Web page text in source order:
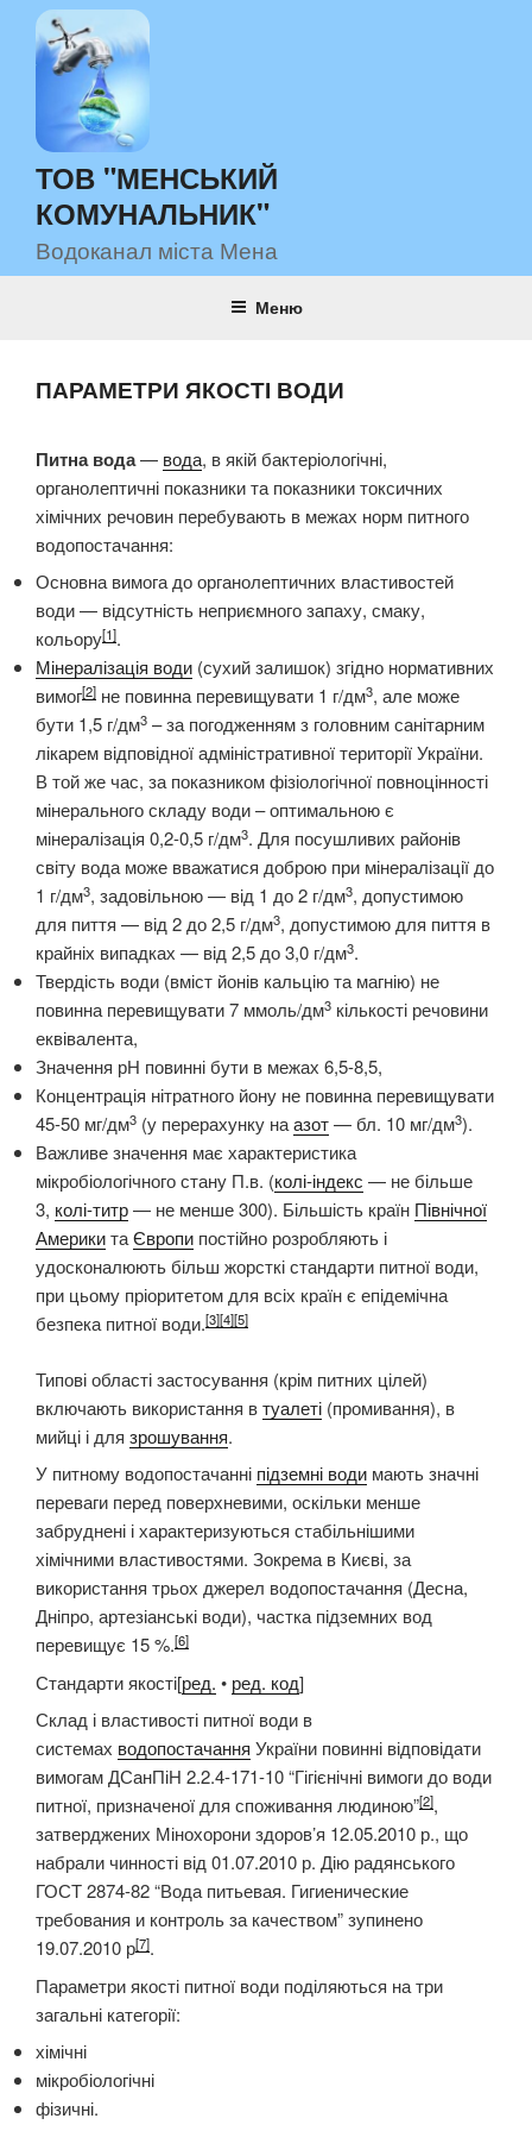
Перейти
вмісту
ТОВ "МЕНСЬКИЙ
КОМУНАЛЬНИК"
Водоканал міста Мена
Меню
ПАРАМЕТРИ ЯКОСТІ ВОДИ
Питна вода— вода, в якій бактеріологічні,
органолептичні показники та показники токсичних
хімічних речовин перебувають в межах норм питного
водопостачання:
Основна вимога до органолептичних властивостей
води — відсутність неприємного запаху, смаку,
кольору[1].
Мінералізація води (сухий залишок) згідно нормативних
вимог[2] не повинна перевищувати 1 г/дм3, але може
бути 1,5 г/дм3 – за погодженням з головним санітарним
лікарем відповідної адміністративної території України.
В той же час, за показником фізіологічної повноцінності
мінерального складу води – оптимальною є
мінералізація 0,2-0,5 г/дм3. Для посушливих районів
світу вода може вважатися доброю при мінералізації до
1 г/дм3, задовільною — від 1 до 2 г/дм3, допустимою
для пиття — від 2 до 2,5 г/дм3, допустимою для пиття в
крайніх випадках — від 2,5 до 3,0 г/дм3.
Твердість води (вміст йонів кальцію та магнію) не
повинна перевищувати 7 ммоль/дм3 кількості речовини
еквівалента,
Значення рН повинні бути в межах 6,5-8,5,
Концентрація нітратного йону не повинна перевищувати
45-50 мг/дм3 (у перерахунку наазот— бл. 10 мг/дм3).
Важливе значення має характеристика
мікробіологічного стану П.в. (колі-індекс — не більше
3, колі-титр— не менше 300). Більшість країн Північної
АмерикитаЄвропи постійно розробляють і
удосконалюють більш жорсткі стандарти питної води,
при цьому пріоритетом для всіх країн є епідемічна
безпека питної води.[3][4][5]
Типові області застосування (крім питних цілей)
включають використання втуалеті (промивання), в
мийці і для зрошування.
У питному водопостачанні підземні води мають значні
переваги перед поверхневими, оскільки менше
забруднені і характеризуються стабільнішими
хімічними властивостями. Зокрема в Києві, за
використання трьох джерел водопостачання (Десна,
Дніпро, артезіанські води), частка підземних вод
перевищує 15 %.[6]
Стандарти якості[ред. • ред. код]
Склад і властивості питної води в
системах водопостачання України повинні відповідати
вимогам ДСанПіН 2.2.4-171-10 “Гігієнічні вимоги до води
питної, призначеної для споживання людиною”[2],
затверджених Мінохорони здоров’я 12.05.2010 р., що
набрали чинності від 01.07.2010 р. Дію радянського
ГОСТ 2874-82 “Вода питьевая. Гигиенические
требования и контроль за качеством” зупинено
19.07.2010 р[7].
Параметри якості питної води поділяються на три
загальні категорії:
хімічні
мікробіологічні
фізичні.